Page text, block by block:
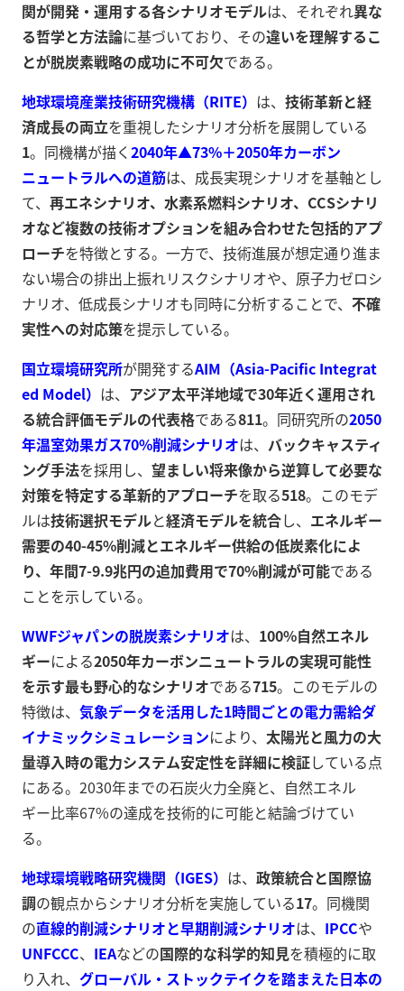
関が開発・運用する各シナリオモデルは、それぞれ異な
る哲学と方法論に基づいており、その違いを理解するこ
とが脱炭素戦略の成功に不可欠である。
地球環境産業技術研究機構（RITE） は、 技術革新と経
済成長の両立を重視したシナリオ分析を展開している
1。同機構が描く2040年▲73%＋2050年カーボン
ニュートラルへの道筋は、成長実現シナリオを基軸とし
て、 再エネシナリオ、水素系燃料シナリオ、CCSシナリ
オなど複数の技術オプションを組み合わせた包括的アプ
ローチを特徴とする。一方で、技術進展が想定通り進ま
ない場合の排出上振れリスクシナリオや、原子力ゼロシ
ナリオ、低成長シナリオも同時に分析することで、 不確
実性への対応策を提示している。
国立環境研究所が開発するAIM（Asia-Pacific Integrat
ed Model） は、 アジア太平洋地域で30年近く運用され
る統合評価モデルの代表格である811。同研究所の2050
年温室効果ガス70%削減シナリオは、 バックキャスティ
ング手法を採用し、 望ましい将来像から逆算して必要な
対策を特定する革新的アプローチを取る518。このモデ
ルは技術選択モデルと経済モデルを統合し、 エネルギー
需要の40-45%削減とエネルギー供給の低炭素化によ
り、年間7-9.9兆円の追加費用で70%削減が可能である
ことを示している。
WWFジャパンの脱炭素シナリオは、 100%自然エネル
ギーによる2050年カーボンニュートラルの実現可能性
を示す最も野心的なシナリオである715。このモデルの
特徴は、 気象データを活用した1時間ごとの電力需給ダ
イナミックシミュレーションにより、 太陽光と風力の大
量導入時の電力システム安定性を詳細に検証している点
にある。2030年までの石炭火力全廃と、自然エネル
ギー比率67%の達成を技術的に可能と結論づけてい
る。
地球環境戦略研究機関（IGES） は、 政策統合と国際協
調の観点からシナリオ分析を実施している17。同機関
の直線的削減シナリオと早期削減シナリオは、 IPCCや
UNFCCC、 IEAなどの国際的な科学的知見を積極的に取
り入れ、 グローバル・ストックテイクを踏まえた日本の